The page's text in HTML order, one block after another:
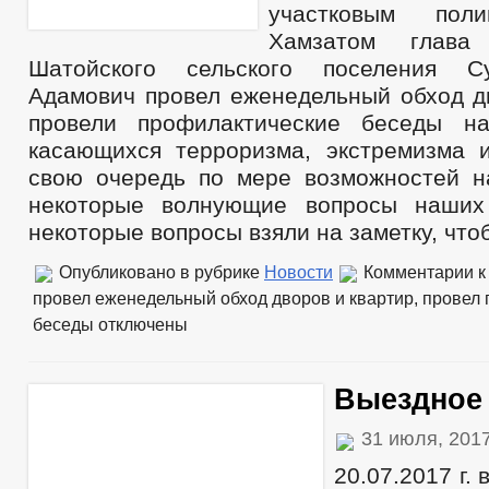
участковым
Хамзатом глава
Шатойского сельского поселения
Адамович провел еженедельный обход
провели профилактические беседы
касающихся терроризма, экстремизма
свою очередь по мере возможностей
некоторые волнующие вопросы
некоторые вопросы взяли на заметку,
Опубликовано в рубрике Новости Комментарии
провел еженедельный обход дворов и квартир, провел
беседы отключены
31 июля,
20.07.2017 г.